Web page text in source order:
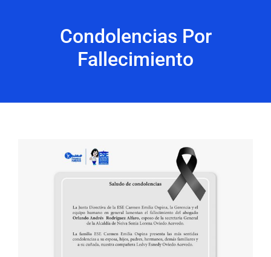
Rendición de Cuentas
Atención y Servicios a la Ciudadanía
Ayudas para Navegar
Condolencias Por
Fallecimiento